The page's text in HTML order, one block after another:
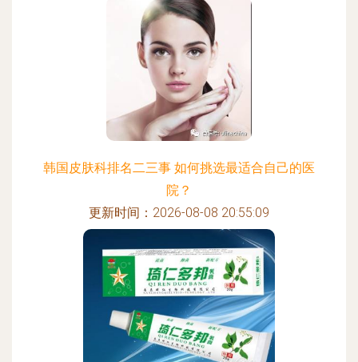
韩国皮肤科排名二三事 如何挑选最适合自己的医
院？
更新时间：2026-08-08 20:55:09